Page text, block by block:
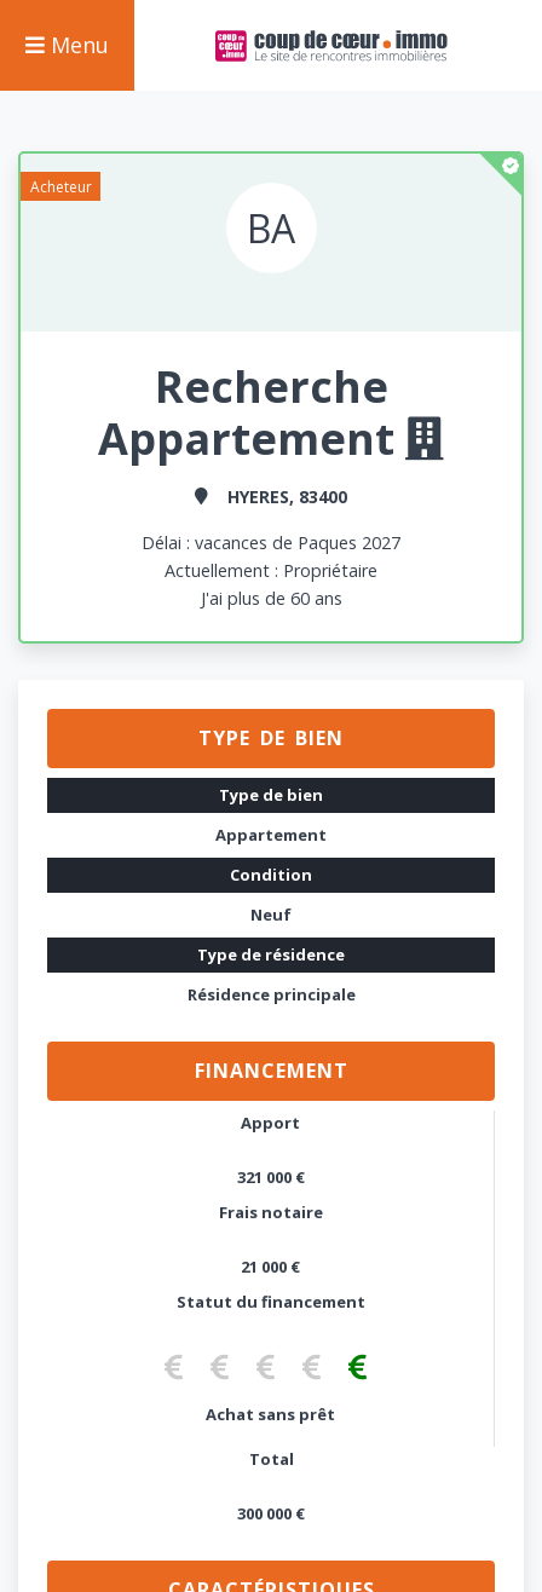
Menu
Acheteur
BA
Recherche
Appartement
HYERES, 83400
Délai : vacances de Paques 2027
Actuellement : Propriétaire
J'ai plus de 60 ans
TYPE DE BIEN
Type de bien
Appartement
Condition
Neuf
Type de résidence
Résidence principale
FINANCEMENT
Apport
321 000 €
Frais notaire
21 000 €
Statut du financement
Aucune démarche réalisée
Pré-étude de prêt
Pré-accord de prêt
Accord de principe
Pas d'emprunt
Achat sans prêt
Total
300 000 €